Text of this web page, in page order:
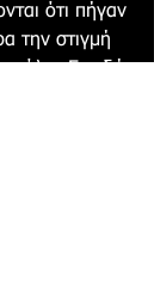
ότι πήγαν
την στιγμή